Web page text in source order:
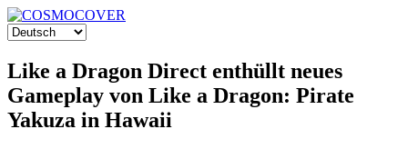
Like a Dragon Direct enthüllt neues
Gameplay von Like a Dragon: Pirate
Yakuza in Hawaii